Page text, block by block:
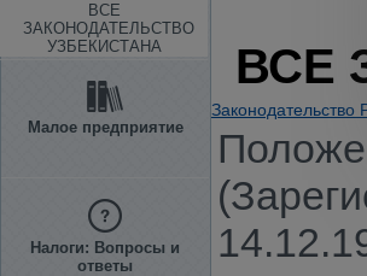
ВСЕ
ЗАКОНОДАТЕЛЬСТВО
УЗБЕКИСТАНА
Малое предприятие
Налоги: Вопросы и
ответы
ВСЕ
Законодательство